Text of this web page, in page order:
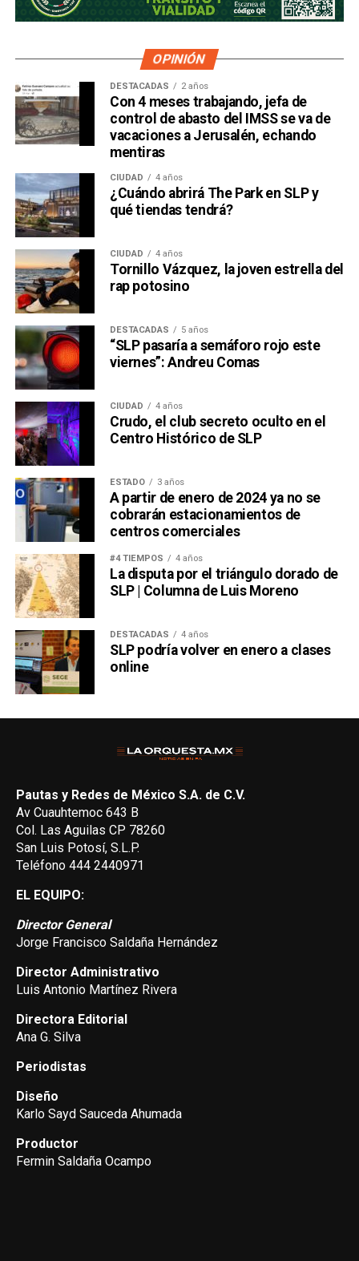
OPINIÓN
DESTACADAS 2 años
Con 4 meses trabajando, jefa de
control de abasto del IMSS se va de
vacaciones a Jerusalén, echando
mentiras
CIUDAD 4 años
¿Cuándo abrirá The Park en SLP y
qué tiendas tendrá?
CIUDAD 4 años
Tornillo Vázquez, la joven estrella del
rap potosino
DESTACADAS 5 años
“SLP pasaría a semáforo rojo este
viernes”: Andreu Comas
CIUDAD 4 años
Crudo, el club secreto oculto en el
Centro Histórico de SLP
ESTADO 3 años
A partir de enero de 2024 ya no se
cobrarán estacionamientos de
centros comerciales
#4 TIEMPOS 4 años
La disputa por el triángulo dorado de
SLP | Columna de Luis Moreno
DESTACADAS 4 años
SLP podría volver en enero a clases
online
Pautas y Redes de México S.A. de C.V.
Av Cuauhtemoc 643 B
Col. Las Aguilas CP 78260
San Luis Potosí, S.L.P.
Teléfono 444 2440971
EL EQUIPO:
Director General
Jorge Francisco Saldaña Hernández
Director Administrativo
Luis Antonio Martínez Rivera
Directora Editorial
Ana G. Silva
Periodistas
Diseño
Karlo Sayd Sauceda Ahumada
Productor
Fermin Saldaña Ocampo